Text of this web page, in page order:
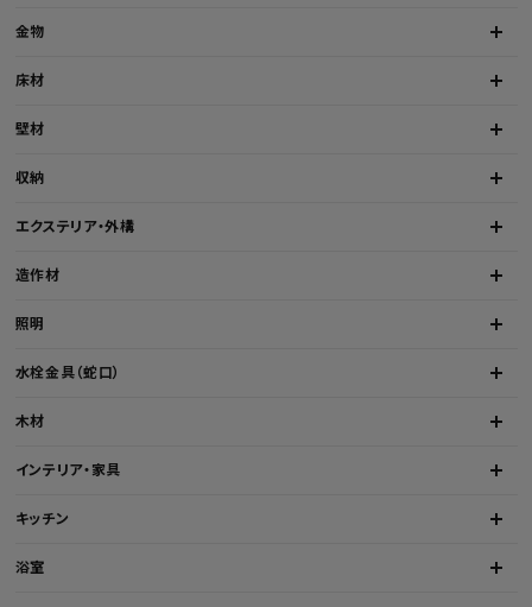
金物
床材
壁材
収納
エクステリア・外構
造作材
照明
水栓金具（蛇口）
木材
インテリア・家具
キッチン
浴室